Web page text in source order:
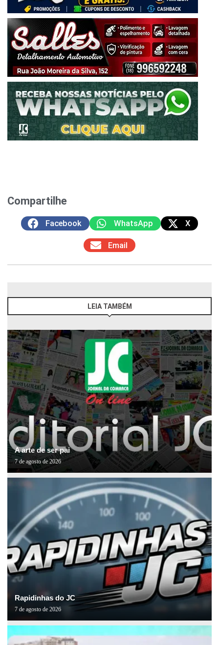
Compartilhe
Facebook WhatsApp X
Email
LEIA TAMBÉM
A arte de ser pai
7 de agosto de 2026
Rapidinhas do JC
7 de agosto de 2026